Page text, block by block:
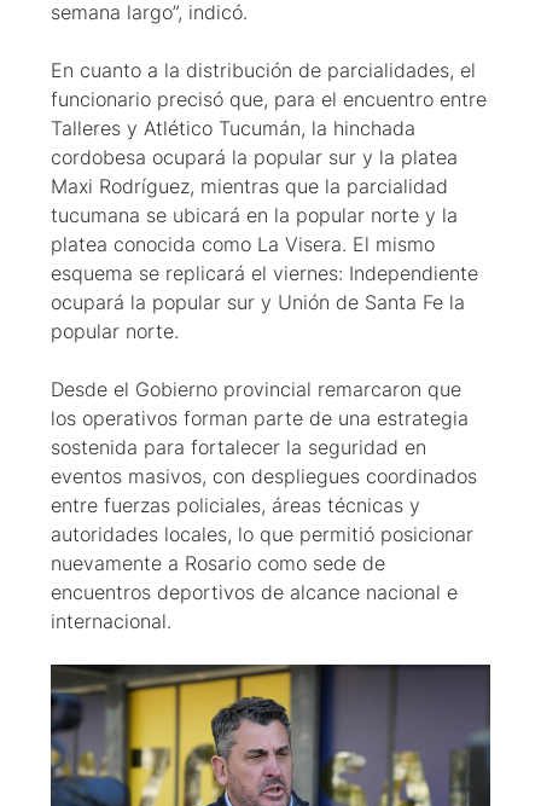
semana largo”, indicó.
En cuanto a la distribución de parcialidades, el
funcionario precisó que, para el encuentro entre
Talleres y Atlético Tucumán, la hinchada
cordobesa ocupará la popular sur y la platea
Maxi Rodríguez, mientras que la parcialidad
tucumana se ubicará en la popular norte y la
platea conocida como La Visera. El mismo
esquema se replicará el viernes: Independiente
ocupará la popular sur y Unión de Santa Fe la
popular norte.
Desde el Gobierno provincial remarcaron que
los operativos forman parte de una estrategia
sostenida para fortalecer la seguridad en
eventos masivos, con despliegues coordinados
entre fuerzas policiales, áreas técnicas y
autoridades locales, lo que permitió posicionar
nuevamente a Rosario como sede de
encuentros deportivos de alcance nacional e
internacional.